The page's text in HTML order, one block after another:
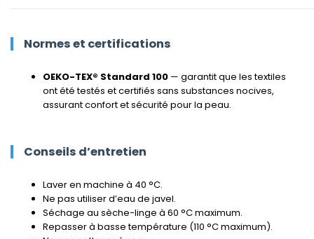
Normes et certifications
OEKO-TEX® Standard 100 — garantit que les textiles
ont été testés et certifiés sans substances nocives,
assurant confort et sécurité pour la peau.
Conseils d’entretien
Laver en machine à 40 °C.
Ne pas utiliser d’eau de javel.
Séchage au sèche-linge à 60 °C maximum.
Repasser à basse température (110 °C maximum).